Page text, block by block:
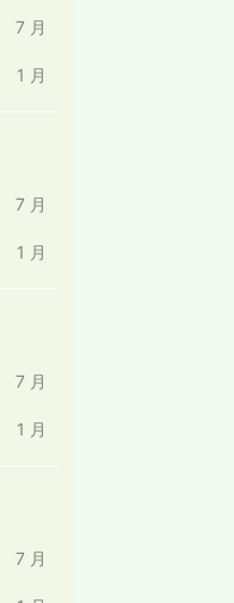
7 月
1 月
7 月
1 月
7 月
1 月
7 月